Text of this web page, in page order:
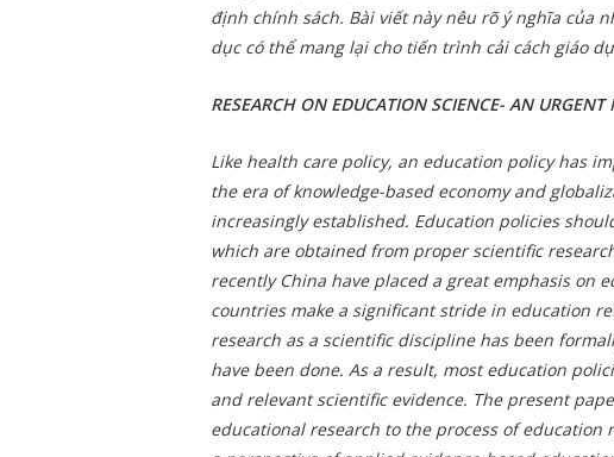
định chính sách. Bài viết này nêu rõ ý nghĩa của
dục có thể mang lại cho tiến trình cải cách giáo
RESEARCH ON EDUCATION SCIENCE- AN
Like health care policy, an education policy has
the era of knowledge-based economy and
increasingly established. Education policies
which are obtained from proper scientific
recently China have placed a great emphasis on
countries make a significant stride in education
research as a scientific discipline has been
have been done. As a result, most education
and relevant scientific evidence. The present
educational research to the process of